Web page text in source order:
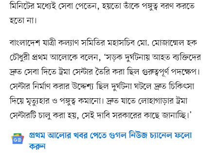
মিনিটের মধ্যেই সেবা পেতেন, হয়তো তাঁকে পঙ্গুত্ব বরণ করতে
হতো না।
বাংলাদেশ যাত্রী কল্যাণ সমিতির মহাসচিব মো. মোজাম্মেল হক
চৌধুরী প্রথম আলোকে বলেন, ‘সড়ক দুর্ঘটনায় আহত ব্যক্তিদের
দ্রুত সেবা দিতে ট্রমা সেন্টার তৈরি করা ছিল গুরুত্বপূর্ণ পদক্ষেপ।
সেন্টার নির্মাণ করার উদ্দেশ্য ছিল দুর্ঘটনা ঘটলে দ্রুত চিকিৎসা
দিয়ে মৃত্যুহার ও পঙ্গুত্ব কমানো। দ্রুত যাতে লোহাগাড়ার ট্রমা
সেন্টারটি চালু করা হয়, সেই দাবি সরকারের কাছে জানাচ্ছি।’
প্রথম আলোর খবর পেতে গুগল নিউজ চ্যানেল ফলো
করুন